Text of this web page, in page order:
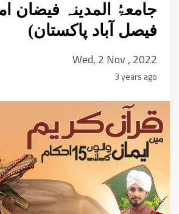
جامعۃُ المدینہ فیضان
فیصل آباد پاکستان)
Wed, 2 Nov , 2022
3 years ago